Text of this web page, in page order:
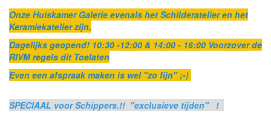
Onze Huiskamer Galerie evenals het Schilderatelier en het
Keramiekatelier zijn,
Dagelijks geopend! 10:30 -12:00 & 14:00 - 16:00 Voorzover de
RIVM regels dit Toelaten
Even een afspraak maken is wel "zo fijn" ;-)
SPECIAAL voor Schippers.!! "exclusieve tijden" !